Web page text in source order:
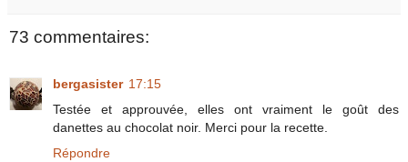
73 commentaires:
bergasister 17:15
Testée et approuvée, elles ont vraiment le goût des
danettes au chocolat noir. Merci pour la recette.
Répondre